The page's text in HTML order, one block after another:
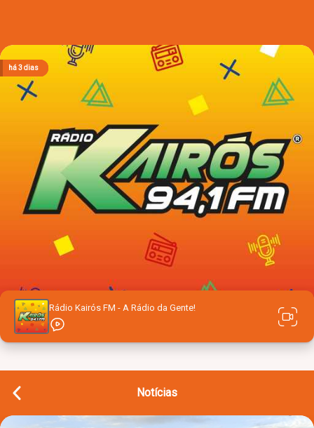
Rádio Kairós FM - A Rádio da Gente!
Notícias
há 4 horas
há 4 horas
há 4 horas
há 4 horas
há 3 dias